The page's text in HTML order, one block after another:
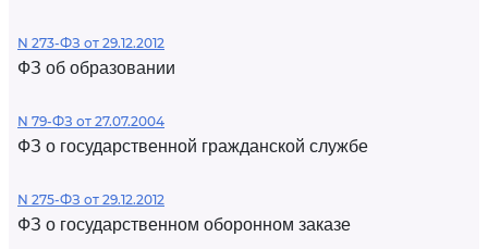
N 273-ФЗ от 29.12.2012
ФЗ об образовании
N 79-ФЗ от 27.07.2004
ФЗ о государственной гражданской службе
N 275-ФЗ от 29.12.2012
ФЗ о государственном оборонном заказе